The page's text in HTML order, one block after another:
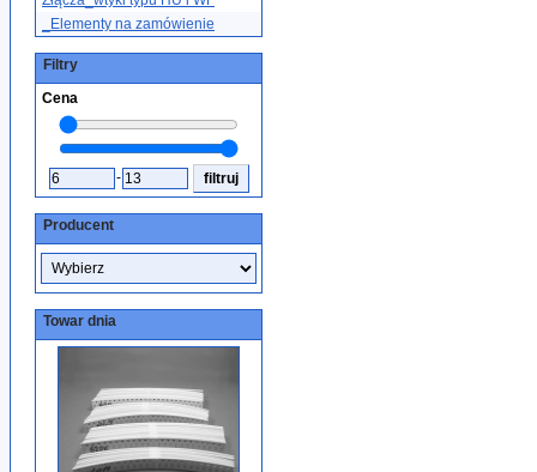
_Elementy na zamówienie
Filtry
Cena
-
Producent
Towar dnia